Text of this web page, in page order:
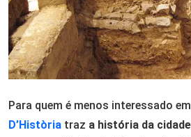
Para quem é menos interessado
D’Història traz a história da cidade